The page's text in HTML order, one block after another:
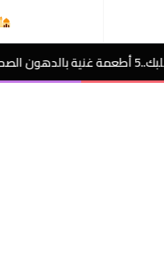
مصر الآن